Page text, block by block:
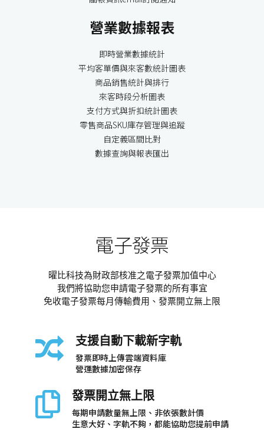
營業數據報表
即時營業數據統計
平均客單價與來客數統計圖表
商品銷售統計與排行
來客時段分析圖表
支付方式與折扣統計圖表
零售商品SKU庫存管理與追蹤
自定義區間比對
數據查詢與報表匯出
電子發票
曜比科技為財政部核准之電子發票加值中心
我們將協助您申請電子發票的所有事宜
免收電子發票每月傳輸費用、發票開立無上限
支援自動下載新字軌
發票即時上傳雲端資料庫
營運數據加密保存
發票開立無上限
每期申請數量無上限、非依張數計價
生意大好、字軌不夠，都能協助您提前申請